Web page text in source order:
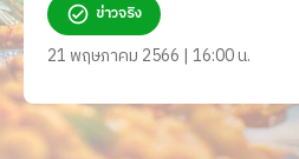
ข่าวจริง
21 พฤษภาคม 2566 | 16:00 น.